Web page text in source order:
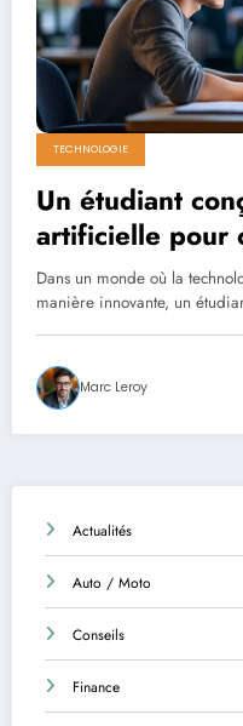
TECHNOLOGIE
Un étudiant
artificielle pour
attire 5,3
Dans un monde où la
manière innovante, un
Marc Leroy
Actualités
Auto / Moto
Conseils
Finance